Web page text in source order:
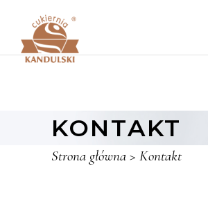
KONTAKT
Strona główna > Kontakt